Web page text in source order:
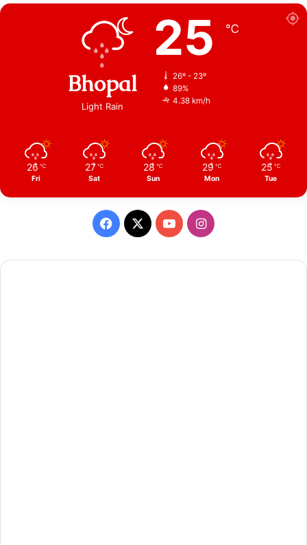
Bhopal
Light Rain
25 ℃
26º - 23º
89%
4.38 km/h
26 ℃
Fri
27 ℃
Sat
28 ℃
Sun
29 ℃
Mon
25 ℃
Tue
Facebook
X YouTubeInstagram